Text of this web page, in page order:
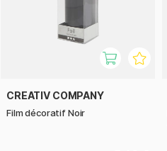
CREATIV COMPANY
Film décoratif Noir